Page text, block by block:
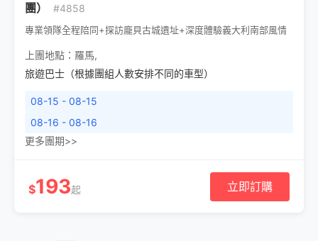
團）
#4858
專業領隊全程陪同+探訪龐貝古城遺址+深度體驗義大利南部風情
上團地點： 羅馬,
旅遊巴士（根據團組人數安排不同的車型）
08-15 - 08-15
08-16 - 08-16
更多團期>>
$193起 立即訂購